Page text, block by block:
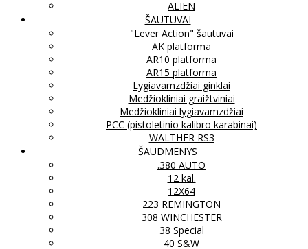
ALIEN
ŠAUTUVAI
"Lever Action" šautuvai
AK platforma
AR10 platforma
AR15 platforma
Lygiavamzdžiai ginklai
Medžiokliniai graižtviniai
Medžiokliniai lygiavamzdžiai
PCC (pistoletinio kalibro karabinai)
WALTHER RS3
ŠAUDMENYS
.380 AUTO
12 kal.
12X64
223 REMINGTON
308 WINCHESTER
38 Special
40 S&W